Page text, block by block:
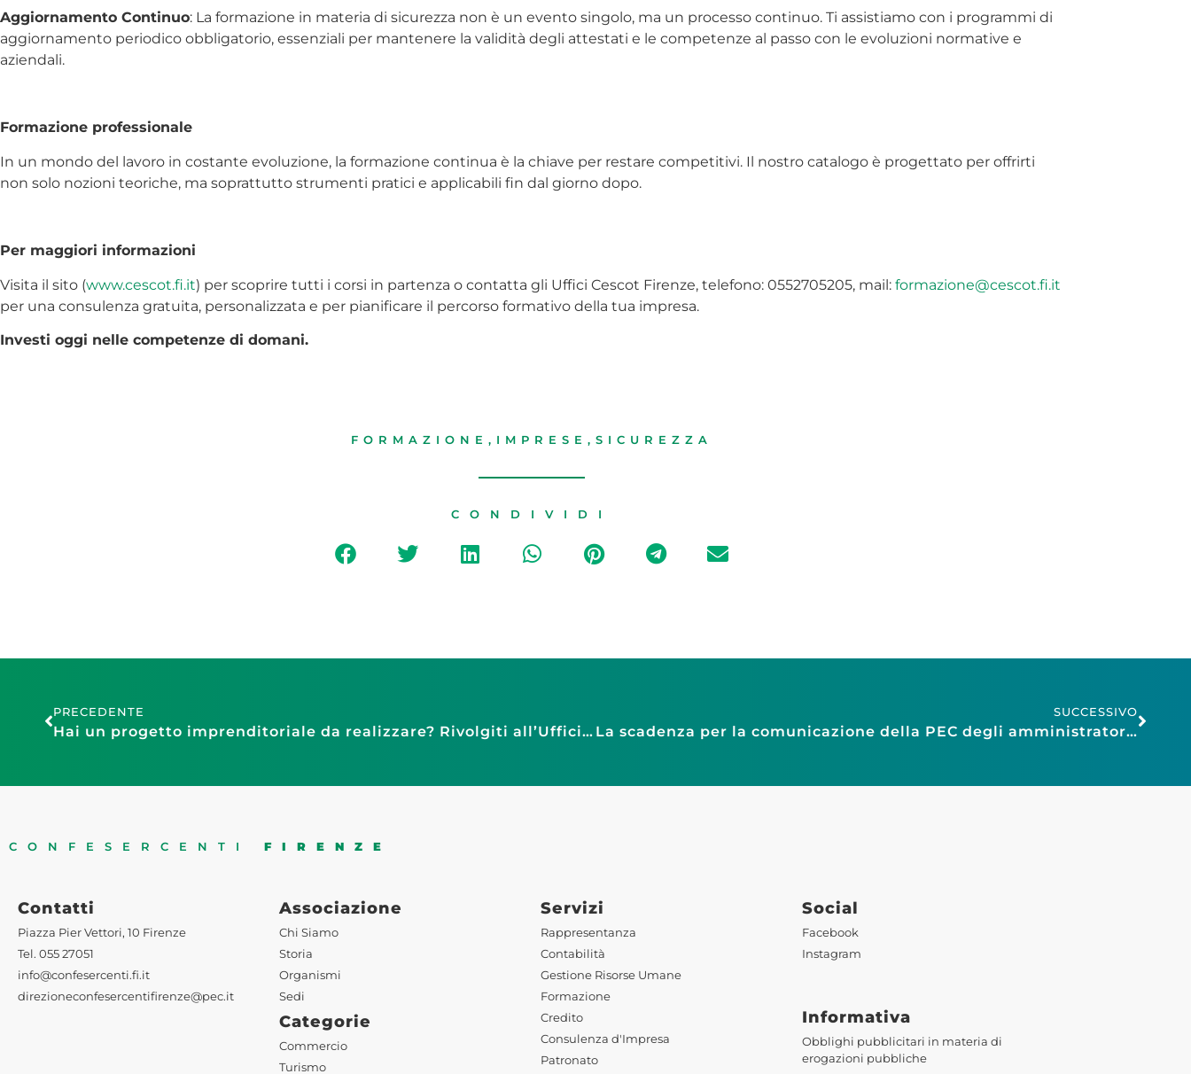
Aggiornamento Continuo: La formazione in materia di sicurezza non è un evento singolo, ma un processo continuo. Ti assistiamo con i programmi di
aggiornamento periodico obbligatorio, essenziali per mantenere la validità degli attestati e le competenze al passo con le evoluzioni normative e
aziendali.
Formazione professionale
In un mondo del lavoro in costante evoluzione, la formazione continua è la chiave per restare competitivi. Il nostro catalogo è progettato per offrirti
non solo nozioni teoriche, ma soprattutto strumenti pratici e applicabili fin dal giorno dopo.
Per maggiori informazioni
Visita il sito (www.cescot.fi.it) per scoprire tutti i corsi in partenza o contatta gli Uffici Cescot Firenze, telefono: 0552705205, mail: formazione@cescot.fi.it
per una consulenza gratuita, personalizzata e per pianificare il percorso formativo della tua impresa.
Investi oggi nelle competenze di domani.
FORMAZIONE , IMPRESE , SICUREZZA
CONDIVIDI
PRECEDENTE
Hai un progetto imprenditoriale da realizzare? Rivolgiti all’Ufficio Credito di Confesercenti Firenze
SUCCESSIVO
La scadenza per la comunicazione della PEC degli amministratori è stata prorogata al 31 dicembre 2025
CONFESERCENTI FIRENZE
Contatti
Piazza Pier Vettori, 10 Firenze
Tel. 055 27051
info@confesercenti.fi.it
direzioneconfesercentifirenze@pec.it
Associazione
Chi Siamo
Storia
Organismi
Sedi
Categorie
Commercio
Turismo
Servizi
Rappresentanza
Contabilità
Gestione Risorse Umane
Formazione
Credito
Consulenza d'Impresa
Patronato
Social
Facebook
Instagram
Informativa
Obblighi pubblicitari in materia di
erogazioni pubbliche